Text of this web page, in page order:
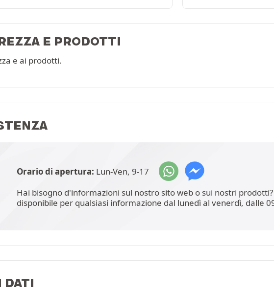
E PRODOTTI
e ai prodotti.
Orario di apertura: Lun-Ven, 9-17
Hai bisogno d'informazioni sul nostro sito web o sui nostri
disponibile per qualsiasi informazione dal lunedì al venerdì, dalle
DATI